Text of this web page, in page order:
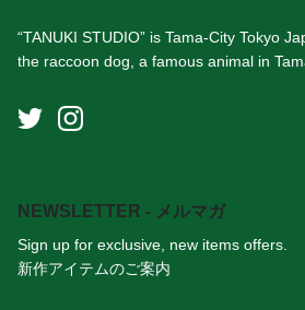
“TANUKI STUDIO” is Tama-City Tokyo
the raccoon dog, a famous animal in
NEWSLETTER - メルマガ
Sign up for exclusive, new items offers.
新作アイテムのご案内